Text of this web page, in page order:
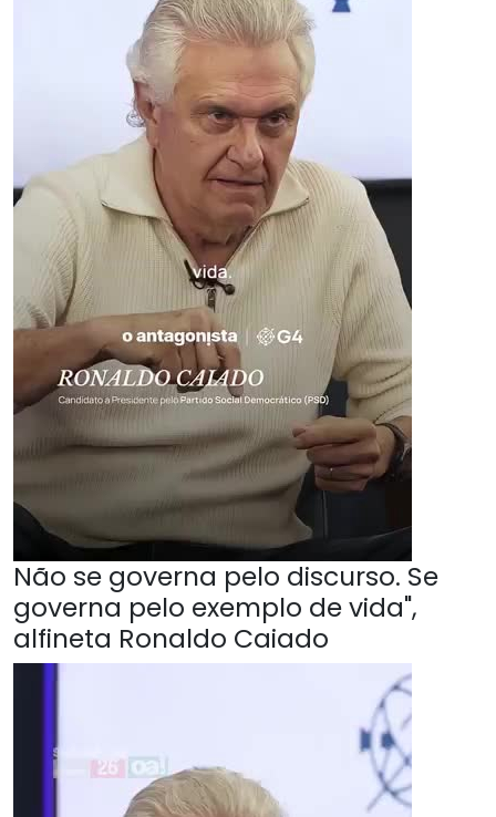
Não se governa pelo discurso. Se
governa pelo exemplo de vida",
alfineta Ronaldo Caiado